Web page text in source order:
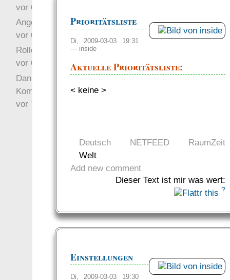
Prioritätsliste
Di, 2009-03-03 19:31
— inside
Aktuelle Prioritätsliste:
< keine >
Deutsch NETFEED
RaumZeit
Welt
Add new comment
Dieser Text ist mir was wert:
?
Einstellungen
Di, 2009-03-03 19:30
vor 6 Jahre 10 Wochen
Angefragt
vor 6 Jahre 10 Wochen
Rollenspielrunde
vor 6 Jahre 10 Wochen
Danke für Deinen
Kommentar!
vor 7 Jahre 22 Wochen